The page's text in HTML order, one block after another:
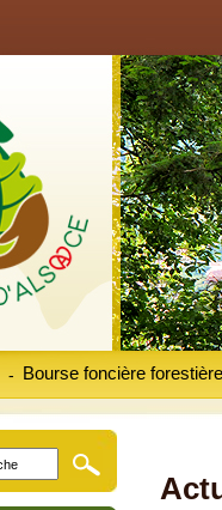
Bourse foncière forestière
-